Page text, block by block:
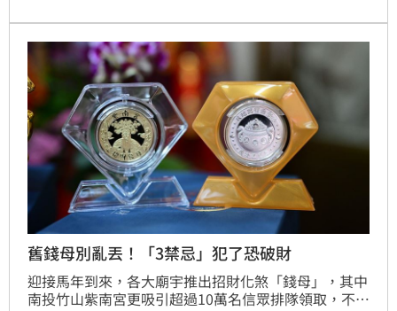
險，財務波動與壓力感受將更為明顯，其中有4生肖在
2026年的財務決策與資金管理上需更加審慎。
舊錢母別亂丟！「3禁忌」犯了恐破財
迎接馬年到來，各大廟宇推出招財化煞「錢母」，其中
南投竹山紫南宮更吸引超過10萬名信眾排隊領取，不過